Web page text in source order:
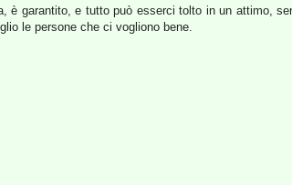
è garantito, e tutto può esserci tolto in un attimo,
le persone che ci vogliono bene.